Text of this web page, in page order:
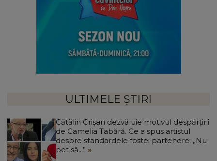
ULTIMELE ȘTIRI
Cătălin Crișan dezvăluie motivul despărțirii
de Camelia Tabără. Ce a spus artistul
despre standardele fostei partenere: „Nu
pot să...”